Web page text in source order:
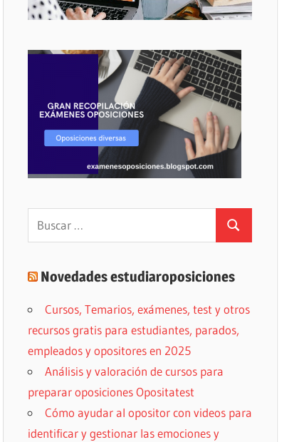
Buscar:
Buscar
Novedades estudiaroposiciones
Cursos, Temarios, exámenes, test y otros
recursos gratis para estudiantes, parados,
empleados y opositores en 2025
Análisis y valoración de cursos para
preparar oposiciones Opositatest
Cómo ayudar al opositor con videos para
identificar y gestionar las emociones y